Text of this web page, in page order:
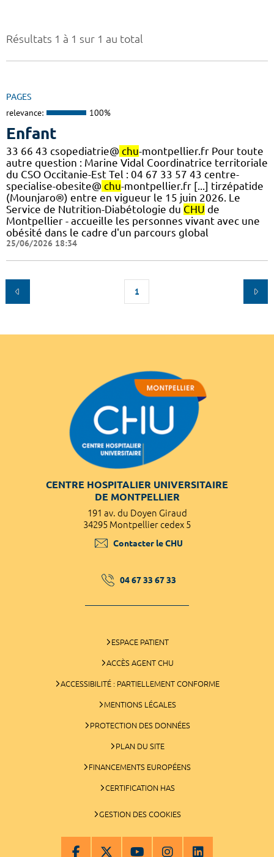
Résultats 1 à 1 sur 1 au total
PAGES
relevance: 100%
Enfant
33 66 43 csopediatrie@ chu-montpellier.fr Pour toute
autre question : Marine Vidal Coordinatrice territoriale
du CSO Occitanie-Est Tel : 04 67 33 57 43 centre-
specialise-obesite@ chu-montpellier.fr [...] tirzépatide
(Mounjaro®) entre en vigueur le 15 juin 2026. Le
Service de Nutrition-Diabétologie du CHU de
Montpellier - accueille les personnes vivant avec une
obésité dans le cadre d'un parcours global
25/06/2026 18:34
1
CENTRE HOSPITALIER UNIVERSITAIRE
DE MONTPELLIER
191 av. du Doyen Giraud
34295 Montpellier cedex 5
Contacter le CHU
04 67 33 67 33
ESPACE PATIENT
ACCÈS AGENT CHU
ACCESSIBILITÉ : PARTIELLEMENT CONFORME
MENTIONS LÉGALES
PROTECTION DES DONNÉES
PLAN DU SITE
FINANCEMENTS EUROPÉENS
CERTIFICATION HAS
GESTION DES COOKIES